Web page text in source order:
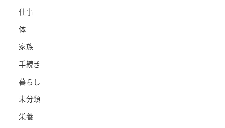
仕事
体
家族
手続き
暮らし
未分類
栄養